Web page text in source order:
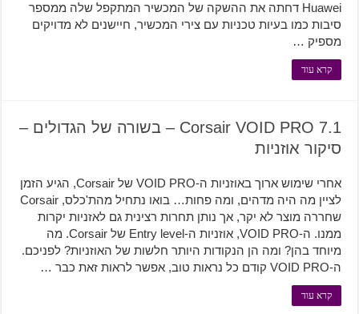
Huawei דחתה את ההשקה של המכשיר המתקפל שלה ממספר
סיבות כמו בעיות טכניות עם צירי המכשיר, חיישנים לא מדויקים
מספיק …
קרא עוד
Corsair VOID PRO 7.1 – בשורה של הגדולים –
סיקור אוזניות
אחרי שימוש ארוך באוזניות ה-VOID PRO של Corsair, הגיע הזמן
לציין מה היה מדהים, ומה פחות… בואו נתחיל מהת'כלס, Corsair
שחררה מוצר לא יקר, אך נותן תחרות רצינית גם לאזניות יקרות
ממנו. ה-VOID PRO, אוזניות ה-Entry level של Corsair. מה
מיוחד בהן? ומה הן הנקודות היותר חלשות של האוזניות? לפניכם.
ה-VOID PRO קודם כל נראות טוב, אפשר לראות זאת כבר …
קרא עוד